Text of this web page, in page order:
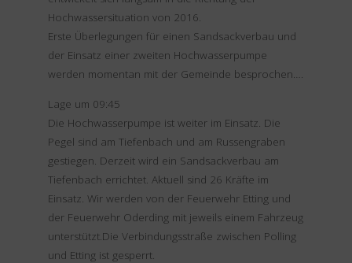
Hochwassersituation von 2016.
Erste Überlegungen für einen Sandsackverbau und
der Einsatz einer zweiten Hochwasserpumpe
werden momentan mit der Gemeinde besprochen….
Lage um 09:45
Die Hochwasserpumpe ist weiter im Einsatz. Die
Pegel sind am Tiefenbach und am Russengraben
gestiegen. Derzeit wird ein Sandsackverbau am
Tiefenbach errichtet. Aktuell sind 26 Kräfte im
Einsatz. Wir werden von der Feuerwehr Etting und
der Feuerwehr Oderding mit jeweils einem Fahrzeug
unterstützt.Die Verbindungsstraße zwischen Polling
und Etting ist gesperrt.